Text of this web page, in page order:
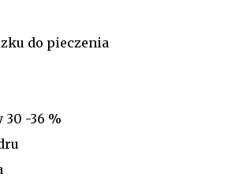
do pieczenia
30 -36 %